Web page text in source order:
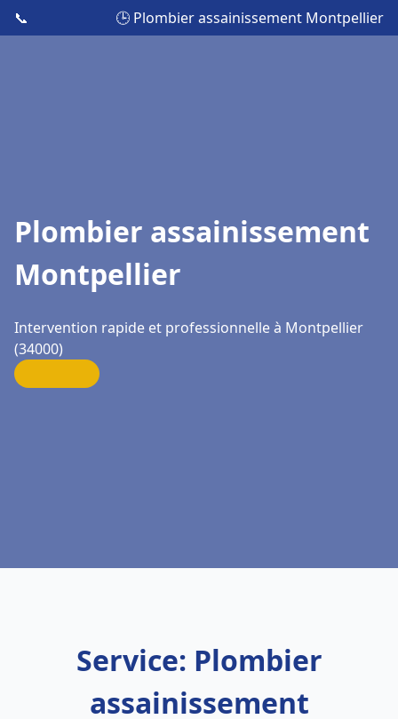
📞 🕒 Plombier assainissement Montpellier
Plombier assainissement
Montpellier
Intervention rapide et professionnelle à Montpellier
(34000)
Service: Plombier
assainissement